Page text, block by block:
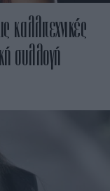
καλλιτεχνικές
συλλογή